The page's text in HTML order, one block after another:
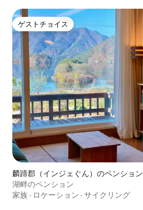
ゲストチョイス
ゲストチョイス
麟蹄郡（インジェぐん）のペンション
湖畔のペンション
家族 · ロケーション · サイクリング